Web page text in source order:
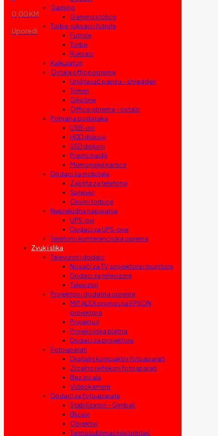
0,00 KM
Uporedi
Gaming
Gaming stolice
Torbe, ruksaci i futrole
Futrole
Torbe
Ruksaci
Kalkulatori
Ostala office oprema
Uništavač papira – shredderi
Trimeri
Giljotine
Office oprema – ostalo
Pohrana podataka
USB-ovi
HDD diskovi
SSD diskovi
Prazni mediji
Memorijske kartice
Dodaci za mobitele
Zaštita za telefone
Sprejevi
Okviri i torbice
Neprekidna napajanja
UPS-ovi
Dodaci za UPS-ove
Telefoni i konferencijska oprema
Zvuk i slika
Televizori i dodaci
Nosači za TV, projektore i monitore
Dodaci za televizore
Televizori
Projektori i dodatna oprema
MIT ALEX promocija EPSON
projektora
Projektori
Projekcijska platna
Dodaci za projektore
Fotoaparati
Digitalni kompaktni fotoaparati
Zrcalno refleksni fotoaparati
Bez zrcala
Videokamere
Dodaci za fotoaparate
Stabilizatori – Gimbali
Blicevi
Objektivi
Termosublimacijski printeri